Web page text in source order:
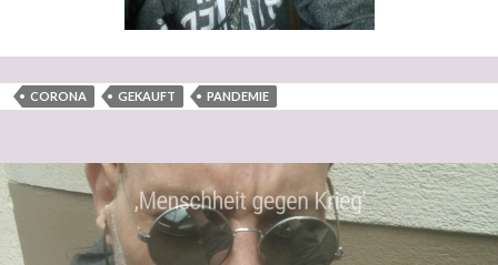
CORONA GEKAUFT PANDEMIE